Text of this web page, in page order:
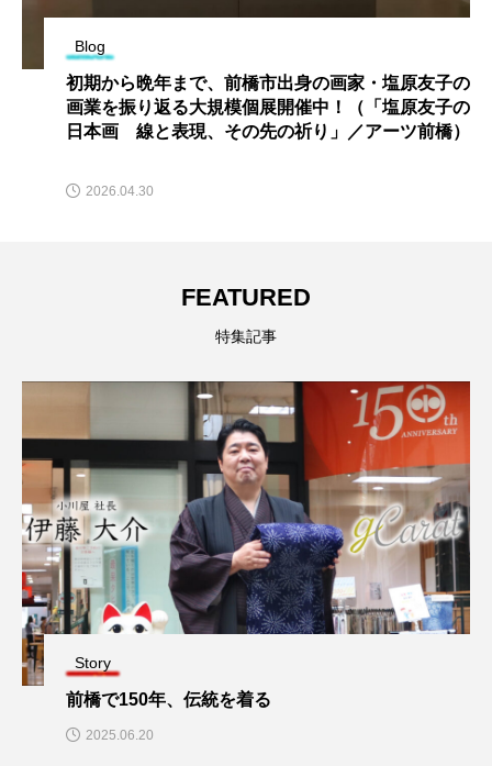
Blog
初期から晩年まで、前橋市出身の画家・塩原友子の
画業を振り返る大規模個展開催中！（「塩原友子の
日本画 線と表現、その先の祈り」／アーツ前橋）
2026.04.30
FEATURED
特集記事
Story
前橋で150年、伝統を着る
2025.06.20